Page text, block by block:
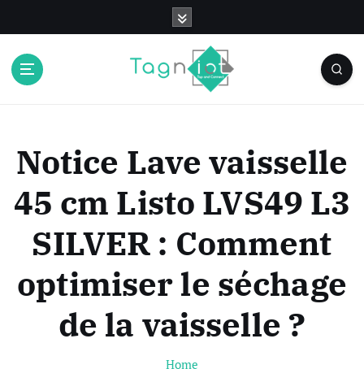
Notice Lave vaisselle
45 cm Listo LVS49 L3
SILVER : Comment
optimiser le séchage
de la vaisselle ?
Home